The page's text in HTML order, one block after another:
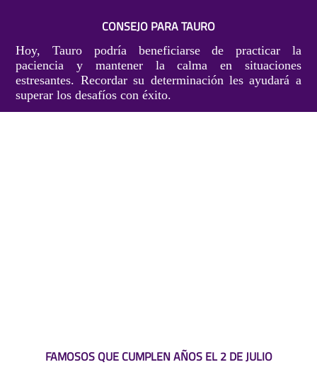
CONSEJO PARA TAURO
Hoy, Tauro podría beneficiarse de practicar la
paciencia y mantener la calma en situaciones
estresantes. Recordar su determinación les ayudará a
superar los desafíos con éxito.
FAMOSOS QUE CUMPLEN AÑOS EL 2 DE JULIO